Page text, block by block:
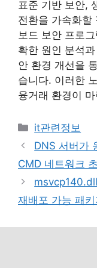
표준 기반 보안,
전환을 가속화할
보드 보안 프로
확한 원인 분석
안 환경 개선을
습니다. 이러한
융거래 환경이
카
테
리
it관련정보
DNS 서버가
CMD 네트워크
재배포 가능 패